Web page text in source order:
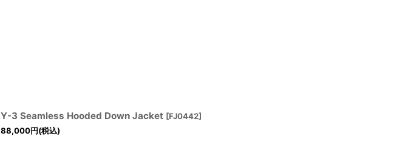
Y-3 Seamless Hooded Down Jacket [FJ0442]
88,000円(税込)